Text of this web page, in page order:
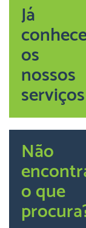
Já
os
nossos
serviços
Não
o que